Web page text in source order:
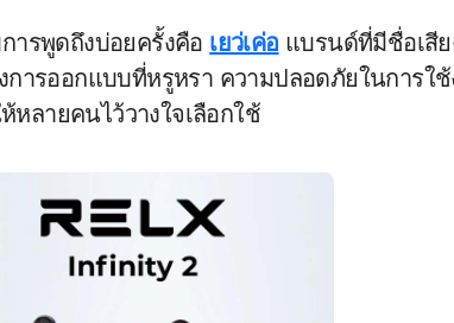
ารพูดถึงบ่อยครั้งคือ เยว่เค่อ แบรนด์ที่มีชื่อเสี
การออกแบบที่หรูหรา ความปลอดภัยในการใ
ลายคนไว้วางใจเลือกใช้